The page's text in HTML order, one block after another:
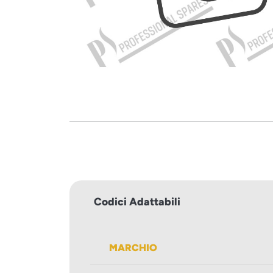
Codici Adattabili
MARCHIO